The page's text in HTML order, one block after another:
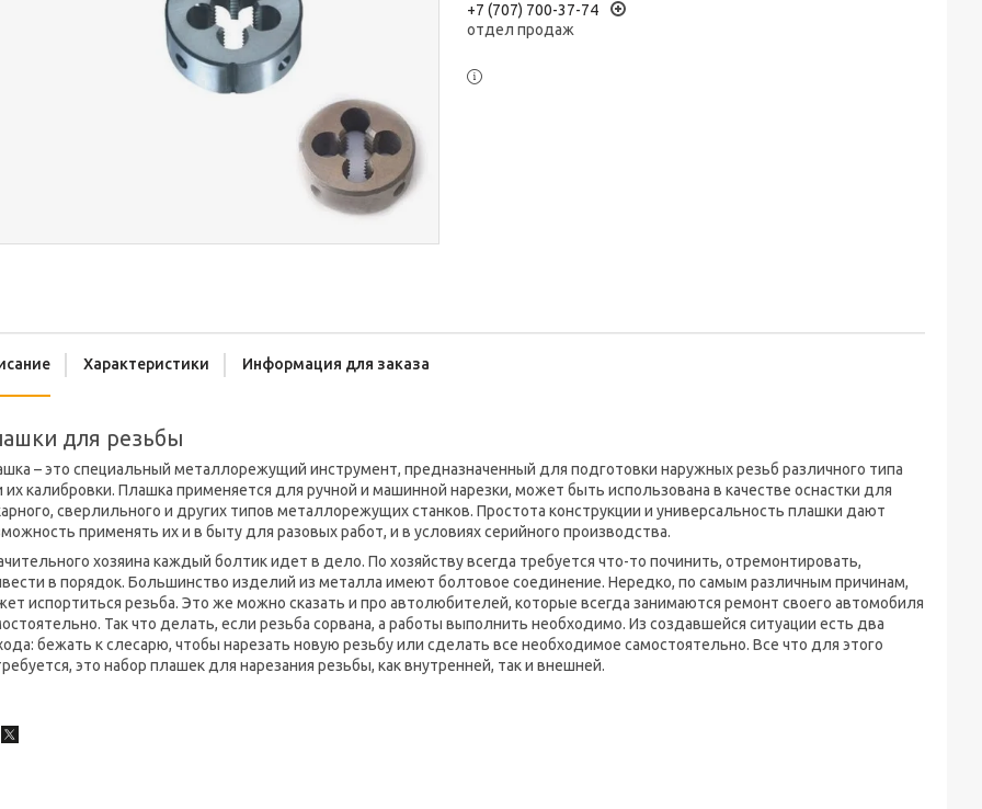
+7 (707) 700-37-74
отдел продаж
Характеристики Информация для заказа
для резьбы
– это специальный металлорежущий инструмент, предназначенный для подготовки наружных резьб различного типа
их калибровки. Плашка применяется для ручной и машинной нарезки, может быть использована в качестве оснастки для
сверлильного и других типов металлорежущих станков. Простота конструкции и универсальность плашки дают
применять их и в быту для разовых работ, и в условиях серийного производства.
хозяина каждый болтик идет в дело. По хозяйству всегда требуется что-то починить, отремонтировать,
в порядок. Большинство изделий из металла имеют болтовое соединение. Нередко, по самым различным причинам,
испортиться резьба. Это же можно сказать и про автолюбителей, которые всегда занимаются ремонт своего автомобиля
Так что делать, если резьба сорвана, а работы выполнить необходимо. Из создавшейся ситуации есть два
бежать к слесарю, чтобы нарезать новую резьбу или сделать все необходимое самостоятельно. Все что для этого
это набор плашек для нарезания резьбы, как внутренней, так и внешней.